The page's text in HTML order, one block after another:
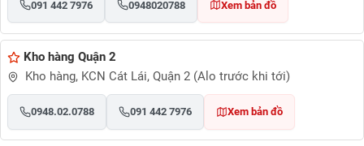
091 442 7976 0948020788 Xem bản đồ
Kho hàng Quận 2
Kho hàng, KCN Cát Lái, Quận 2 (Alo trước khi tới)
0948.02.0788 091 442 7976 Xem bản đồ